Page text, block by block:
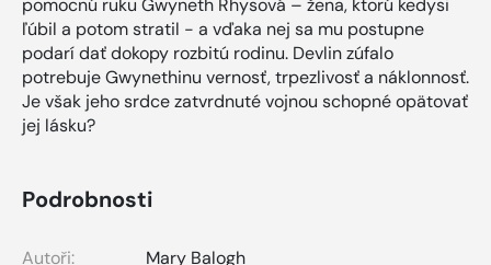
pomocnú ruku Gwyneth Rhysová – žena, ktorú kedysi
ľúbil a potom stratil - a vďaka nej sa mu postupne
podarí dať dokopy rozbitú rodinu. Devlin zúfalo
potrebuje Gwynethinu vernosť, trpezlivosť a náklonnosť.
Je však jeho srdce zatvrdnuté vojnou schopné opätovať
jej lásku?
Podrobnosti
Autoři:
Mary Balogh